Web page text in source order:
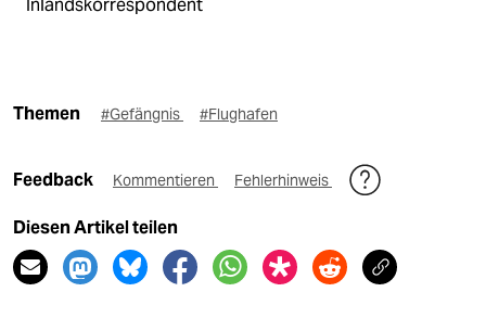
Inlandskorrespondent
Themen #Gefängnis #Flughafen
Feedback Kommentieren Fehlerhinweis
Diesen Artikel teilen